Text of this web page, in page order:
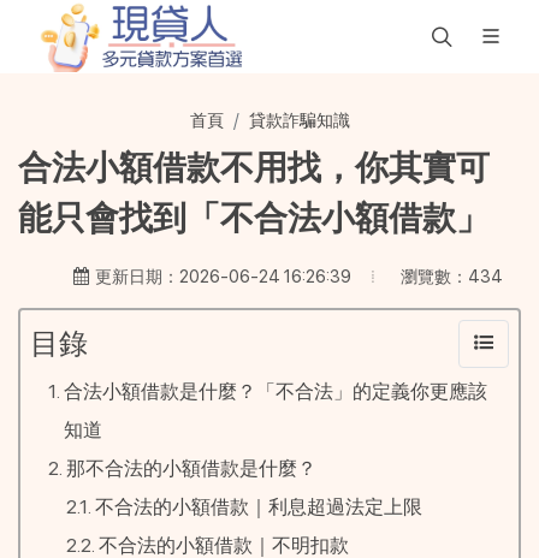
首頁 貸款詐騙知識
合法小額借款不用找，你其實可
能只會找到「不合法小額借款」
更新日期：2026-06-24 16:26:39 瀏覽數：434
目錄
合法小額借款是什麼？「不合法」的定義你更應該
知道
那不合法的小額借款是什麼？
不合法的小額借款｜利息超過法定上限
不合法的小額借款｜不明扣款